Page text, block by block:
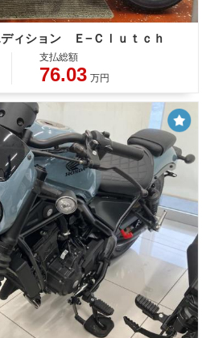
ィション Ｅ−Ｃｌｕｔｃｈ
支払総額
76.03 万円